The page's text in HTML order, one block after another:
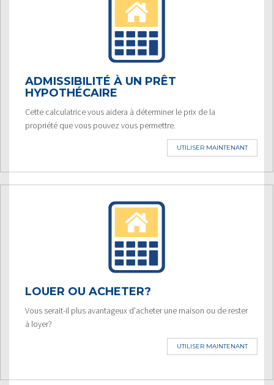
ADMISSIBILITÉ À UN PRÊT
HYPOTHÉCAIRE
Cette calculatrice vous aidera à déterminer le prix de la
propriété que vous pouvez vous permettre.
UTILISER MAINTENANT
LOUER OU ACHETER?
Vous serait-il plus avantageux d'acheter une maison ou de rester
à loyer?
UTILISER MAINTENANT